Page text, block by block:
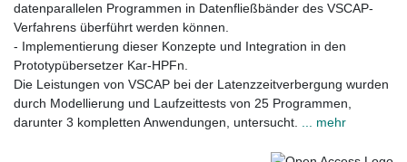
datenparallelen Programmen in Datenfließbänder des VSCAP-
Verfahrens überführt werden können.
- Implementierung dieser Konzepte und Integration in den
Prototypübersetzer Kar-HPFn.
Die Leistungen von VSCAP bei der Latenzzeitverbergung wurden
durch Modellierung und Laufzeittests von 25 Programmen,
darunter 3 kompletten Anwendungen, untersucht.
... mehr